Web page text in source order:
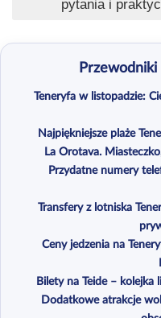
pytania i
Teneryfa w listopadzie:
Najpiękniejsze plaże
La Orotava.
Przydatne numery
Transfery z lotniska
Ceny jedzenia na
Bilety na Teide –
Dodatkowe atrakcje